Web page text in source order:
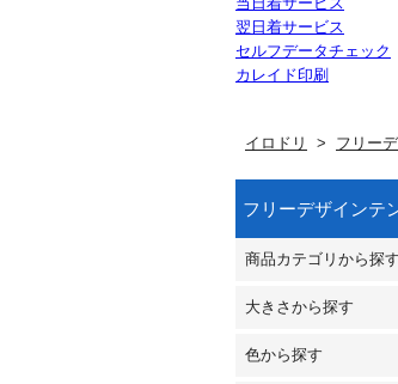
翌日着サービス
セルフデータチェック
カレイド印刷
イロドリ フリー
フリーデザインテ
商品カテゴリから探す
大きさから探す
色から探す